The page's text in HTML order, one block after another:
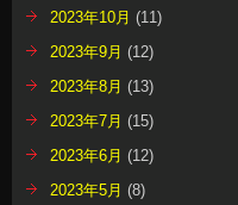
2023年10月 (11)
2023年9月 (12)
2023年8月 (13)
2023年7月 (15)
2023年6月 (12)
2023年5月 (8)